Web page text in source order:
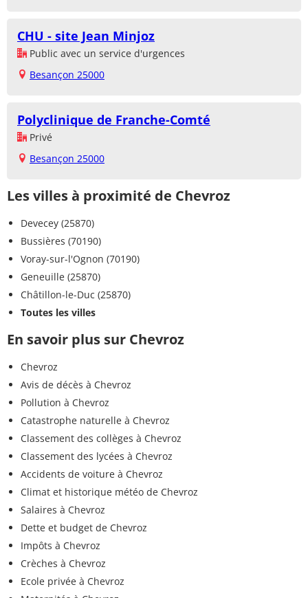
CHU - site Jean Minjoz
Public avec un service d'urgences
Besançon 25000
Polyclinique de Franche-Comté
Privé
Besançon 25000
Les villes à proximité de Chevroz
Devecey (25870)
Bussières (70190)
Voray-sur-l'Ognon (70190)
Geneuille (25870)
Châtillon-le-Duc (25870)
Toutes les villes
En savoir plus sur Chevroz
Chevroz
Avis de décès à Chevroz
Pollution à Chevroz
Catastrophe naturelle à Chevroz
Classement des collèges à Chevroz
Classement des lycées à Chevroz
Accidents de voiture à Chevroz
Climat et historique météo de Chevroz
Salaires à Chevroz
Dette et budget de Chevroz
Impôts à Chevroz
Crèches à Chevroz
Ecole privée à Chevroz